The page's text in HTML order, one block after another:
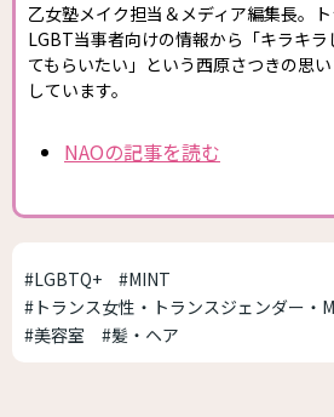
乙女塾メイク担当＆メディア編集長。
LGBT当事者向けの情報から「キラキ
てもらいたい」という西原さつきの思
しています。
NAOの記事を読む
#LGBTQ+
#MINT
#トランス女性・トランスジェンダー・
#美容室
#髪・ヘア